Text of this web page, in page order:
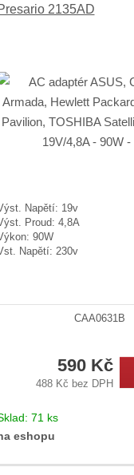
2135AD
Napětí: 19v
Proud: 4,8A
90W
Napětí: 230v
CAA0631B
590 Kč
488 Kč bez DPH
71 ks
eshopu